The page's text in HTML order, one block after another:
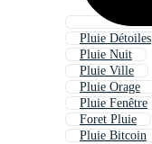
Pluie Détoiles
Pluie Nuit
Pluie Ville
Pluie Orage
Pluie Fenêtre
Foret Pluie
Pluie Bitcoin